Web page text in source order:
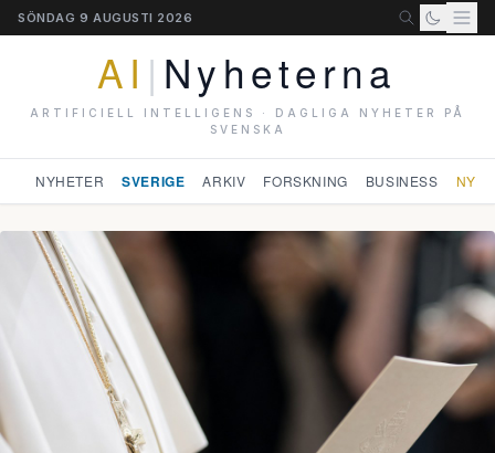
SÖNDAG 9 AUGUSTI 2026
AI | Nyheterna
ARTIFICIELL INTELLIGENS · DAGLIGA NYHETER PÅ
SVENSKA
NYHETER SVERIGE ARKIV FORSKNING BUSINESS